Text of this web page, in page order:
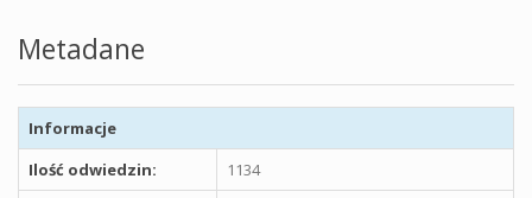
Metadane
Informacje
Ilość odwiedzin:
1134